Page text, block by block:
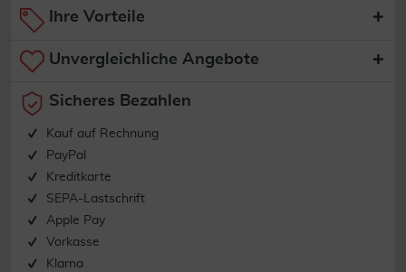
Ihre Vorteile
Unvergleichliche Angebote
Sicheres Bezahlen
Kauf auf Rechnung
PayPal
Kreditkarte
SEPA-Lastschrift
Apple Pay
Vorkasse
Klarna